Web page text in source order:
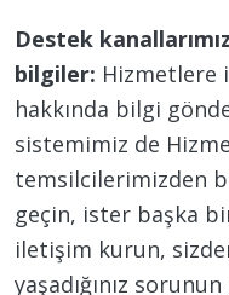
Destek kanallarımız
bilgiler: Hizmetlere
hakkında bilgi
sistemimiz de
temsilcilerimizden
geçin, ister başka
iletişim kurun,
yaşadığınız